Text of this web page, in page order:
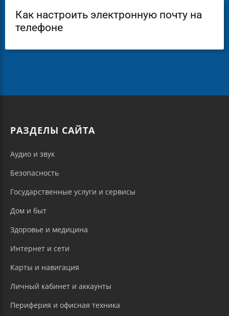
Как настроить электронную почту на
телефоне
РАЗДЕЛЫ САЙТА
Аудио и звук
Безопасность
Государственные услуги и сервисы
Дом и быт
Здоровье и медицина
Интернет и сети
Карты и навигация
Личный кабинет и аккаунты
Периферия и офисная техника